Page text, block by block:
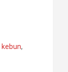
kebun,